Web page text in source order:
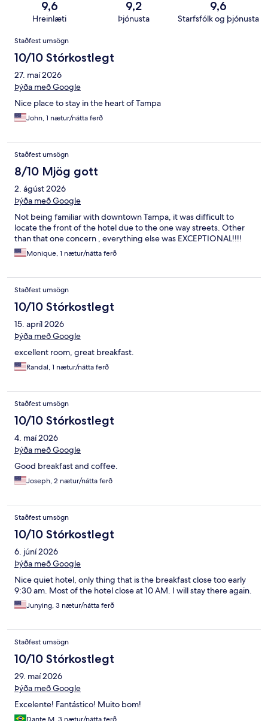
9,6
Hreinlæti
9,2
Þjónusta
9,6
Starfsfólk og þjónusta
Umsagnir
Staðfest umsögn
10/10 Stórkostlegt
27. maí 2026
Þýða með Google
Nice place to stay in the heart of Tampa
John, 1 nætur/nátta ferð
Staðfest umsögn
8/10 Mjög gott
2. ágúst 2026
Þýða með Google
Not being familiar with downtown Tampa, it was difficult to
locate the front of the hotel due to the one way streets. Other
than that one concern , everything else was EXCEPTIONAL!!!!
Monique, 1 nætur/nátta ferð
Staðfest umsögn
10/10 Stórkostlegt
15. apríl 2026
Þýða með Google
excellent room, great breakfast.
Randal, 1 nætur/nátta ferð
Staðfest umsögn
10/10 Stórkostlegt
4. maí 2026
Þýða með Google
Good breakfast and coffee.
Joseph, 2 nætur/nátta ferð
Staðfest umsögn
10/10 Stórkostlegt
6. júní 2026
Þýða með Google
Nice quiet hotel, only thing that is the breakfast close too early
9:30 am. Most of the hotel close at 10 AM. I will stay there again.
Junying, 3 nætur/nátta ferð
Staðfest umsögn
10/10 Stórkostlegt
29. maí 2026
Þýða með Google
Excelente! Fantástico! Muito bom!